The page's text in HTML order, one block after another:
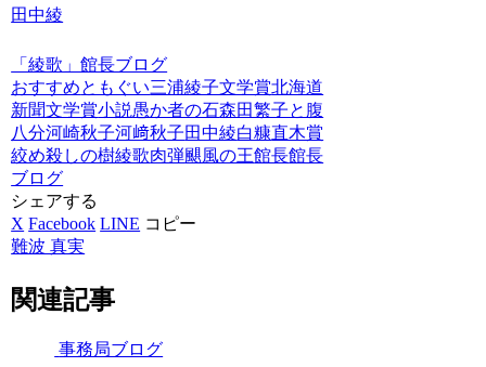
田中綾
「綾歌」館長ブログ
おすすめともぐい三浦綾子文学賞北海道
新聞文学賞小説愚か者の石森田繁子と腹
八分河崎秋子河﨑秋子田中綾白糠直木賞
絞め殺しの樹綾歌肉弾颶風の王館長館長
ブログ
シェアする
X Facebook LINE コピー
難波 真実
関連記事
事務局ブログ